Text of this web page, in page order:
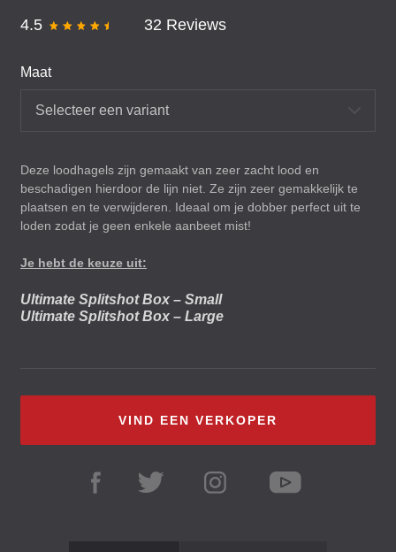
4.5 32 Reviews
Maat
Selecteer een variant
Deze loodhagels zijn gemaakt van zeer zacht lood en
beschadigen hierdoor de lijn niet. Ze zijn zeer gemakkelijk te
plaatsen en te verwijderen. Ideaal om je dobber perfect uit te
loden zodat je geen enkele aanbeet mist!
Je hebt de keuze uit:
Ultimate Splitshot Box – Small
Ultimate Splitshot Box – Large
VIND EEN VERKOPER